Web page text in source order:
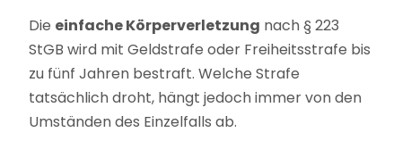
Die einfache Körperverletzung nach § 223
StGB wird mit Geldstrafe oder Freiheitsstrafe bis
zu fünf Jahren bestraft. Welche Strafe
tatsächlich droht, hängt jedoch immer von den
Umständen des Einzelfalls ab.